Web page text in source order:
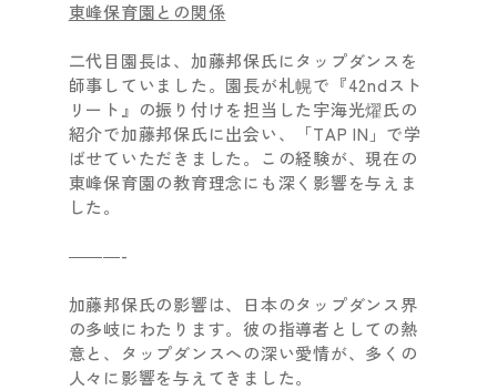
東峰保育園との関係
二代目園長は、加藤邦保氏にタップダンスを
師事していました。園長が札幌で『42ndスト
リート』の振り付けを担当した宇海光燿氏の
紹介で加藤邦保氏に出会い、「TAP IN」で学
ばせていただきました。この経験が、現在の
東峰保育園の教育理念にも深く影響を与えま
した。
———-
加藤邦保氏の影響は、日本のタップダンス界
の多岐にわたります。彼の指導者としての熱
意と、タップダンスへの深い愛情が、多くの
人々に影響を与えてきました。